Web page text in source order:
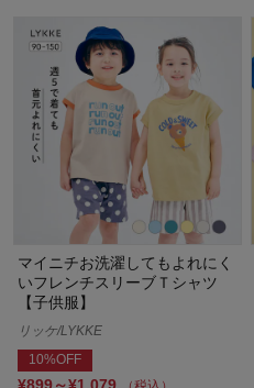
マイニチお洗濯してもよれにく
いフレンチスリーブＴシャツ
【子供服】
リッケ/LYKKE
10%OFF